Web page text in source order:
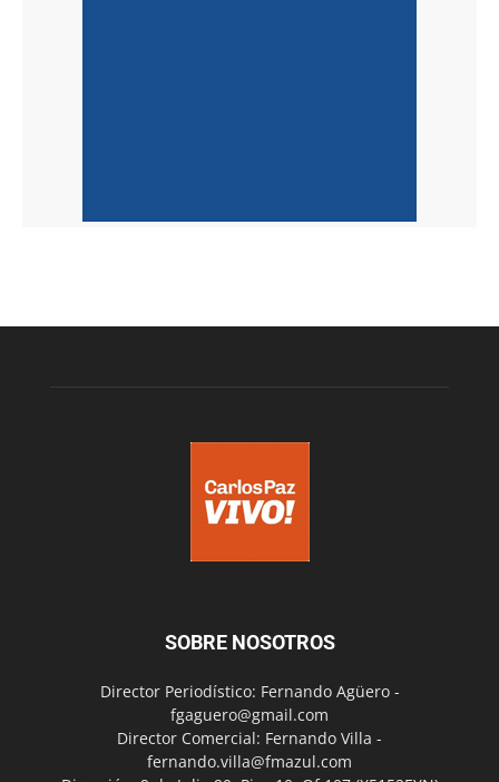
SOBRE NOSOTROS
Director Periodístico: Fernando Agüero -
fgaguero@gmail.com
Director Comercial: Fernando Villa -
fernando.villa@fmazul.com